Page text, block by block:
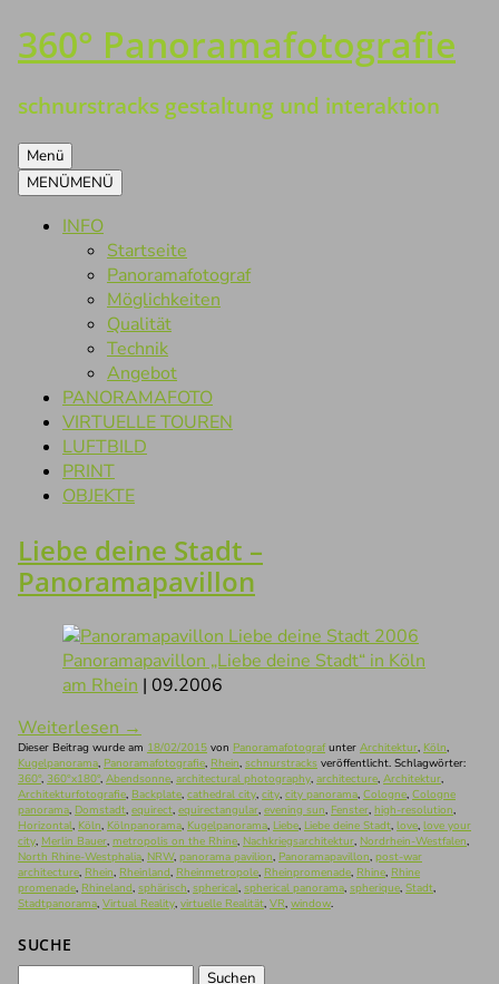
Zum
Inhalt
360° Panoramafotografie
schnurstracks gestaltung und interaktion
Menü
MENÜMENÜ
INFO
Startseite
Panoramafotograf
Möglichkeiten
Qualität
Technik
Angebot
PANORAMAFOTO
VIRTUELLE TOUREN
LUFTBILD
PRINT
OBJEKTE
Liebe deine Stadt –
Panoramapavillon
Panoramapavillon „Liebe deine Stadt“ in Köln
am Rhein | 09.2006
Weiterlesen →
Dieser Beitrag wurde am 18/02/2015 von Panoramafotografunter Architektur, Köln,
Kugelpanorama, Panoramafotografie, Rhein, schnurstracks veröffentlicht. Schlagwörter:
360°, 360°x180°, Abendsonne, architectural photography, architecture, Architektur,
Architekturfotografie, Backplate, cathedral city, city, city panorama, Cologne, Cologne
panorama, Domstadt, equirect, equirectangular, evening sun, Fenster, high-resolution,
Horizontal, Köln, Kölnpanorama, Kugelpanorama, Liebe, Liebe deine Stadt, love, love your
city, Merlin Bauer, metropolis on the Rhine, Nachkriegsarchitektur, Nordrhein-Westfalen,
North Rhine-Westphalia, NRW, panorama pavilion, Panoramapavillon, post-war
architecture, Rhein, Rheinland, Rheinmetropole, Rheinpromenade, Rhine, Rhine
promenade, Rhineland, sphärisch, spherical, spherical panorama, spherique, Stadt,
Stadtpanorama, Virtual Reality, virtuelle Realität, VR, window.
SUCHE